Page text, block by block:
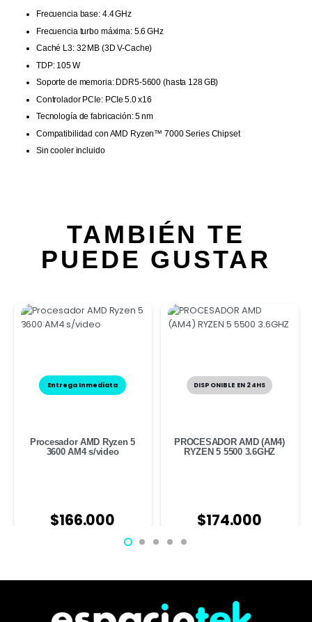
Frecuencia base: 4.4 GHz
Frecuencia turbo máxima: 5.6 GHz
Caché L3: 32 MB (3D V-Cache)
TDP: 105 W
Soporte de memoria: DDR5‑5600 (hasta 128 GB)
Controlador PCIe: PCIe 5.0 x16
Tecnología de fabricación: 5 nm
Compatibilidad con AMD Ryzen™ 7000 Series Chipset
Sin cooler incluido
TAMBIÉN TE
PUEDE GUSTAR
Entrega Inmediata
Procesador AMD Ryzen 5
3600 AM4 s/video
$166.000
DISPONIBLE EN 24HS
PROCESADOR AMD (AM4)
RYZEN 5 5500 3.6GHZ
$174.000